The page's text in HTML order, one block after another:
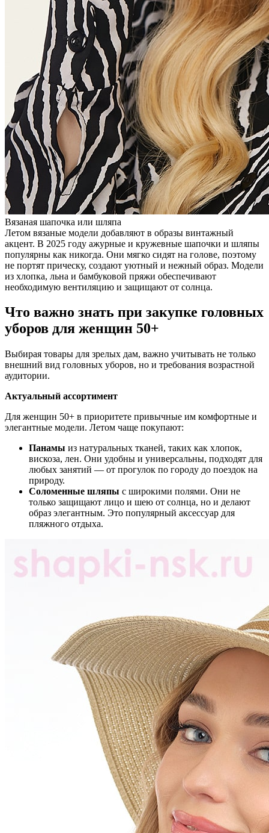
Вязаная шапочка или шляпа
Летом вязаные модели добавляют в образы винтажный
акцент. В 2025 году ажурные и кружевные шапочки и шляпы
популярны как никогда. Они мягко сидят на голове, поэтому
не портят прическу, создают уютный и нежный образ. Модели
из хлопка, льна и бамбуковой пряжи обеспечивают
необходимую вентиляцию и защищают от солнца.
Что важно знать при закупке головных
уборов для женщин 50+
Выбирая товары для зрелых дам, важно учитывать не только
внешний вид головных уборов, но и требования возрастной
аудитории.
Актуальный ассортимент
Для женщин 50+ в приоритете привычные им комфортные и
элегантные модели. Летом чаще покупают:
Панамы из натуральных тканей, таких как хлопок,
вискоза, лен. Они удобны и универсальны, подходят для
любых занятий — от прогулок по городу до поездок на
природу.
Соломенные шляпы с широкими полями. Они не
только защищают лицо и шею от солнца, но и делают
образ элегантным. Это популярный аксессуар для
пляжного отдыха.